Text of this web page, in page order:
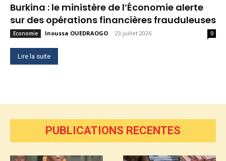
Burkina : le ministère de l’Économie alerte
sur des opérations financières frauduleuses
Economie Inoussa OUEDRAOGO - 23 juillet 2026 0
Lire la suite
PUBLICATIONS RECENTES